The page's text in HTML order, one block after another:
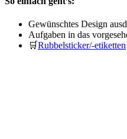
Gewünschtes Design
Aufgaben in das
🛒Rubbelsticker/-etiketten